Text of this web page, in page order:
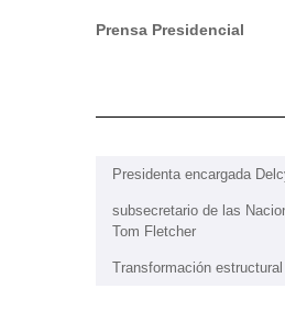
Prensa Presidencial
Presidenta encargada
subsecretario de las
Tom Fletcher
Transformación estructural